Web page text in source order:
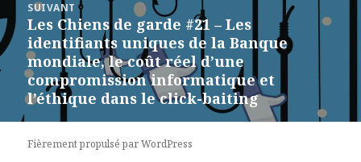
SUIVANT
Article
suivant :
Les Chiens de garde #21 – Les
identifiants uniques de la Banque
mondiale, le coût réel d’une
compromission informatique et
l’éthique dans le click-baiting
Fièrement propulsé par WordPress